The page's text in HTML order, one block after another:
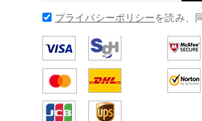
プライバシーポリシーを読み、